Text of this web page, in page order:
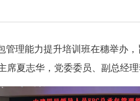
理能力提升培训班在穗举办，
夏志华，党委委员、副总经